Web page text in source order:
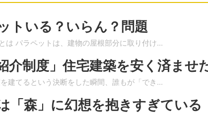
トいる？いらん？問題
は パラペットは、建物の屋根部分に取り付け...
介制度」住宅建築を安く済ま
建てるという決断をした瞬間、誰もが「でき...
「森」に幻想を抱きすぎている